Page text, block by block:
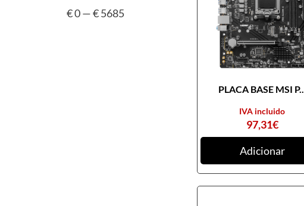
Marcas€0—€5685
PLACA BASE MSI P...
97,31€
IVA incluido
Adicionar